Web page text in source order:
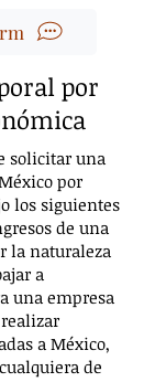
por
solicitar una
por
los siguientes
de una
la naturaleza
a
una empresa
a México,
de